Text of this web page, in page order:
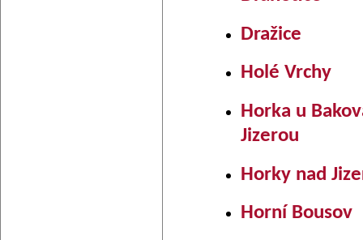
Dražice
Holé Vrchy
Horka u
Jizerou
Horky nad
Horní Bousov